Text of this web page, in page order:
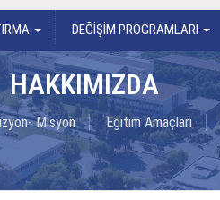
DEĞİŞİM PROGRAMLARI
HAKKIMIZDA
Misyon Eğitim Amaçları